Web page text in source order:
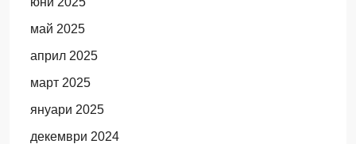
май 2025
април 2025
март 2025
януари 2025
декември 2024